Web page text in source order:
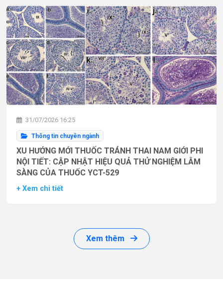
31/07/2026 16:25
Thông tin chuyên ngành
XU HƯỚNG MỚI THUỐC TRÁNH THAI NAM GIỚI PHI
NỘI TIẾT: CẬP NHẬT HIỆU QUẢ THỬ NGHIỆM LÂM
SÀNG CỦA THUỐC YCT-529
+ Xem chi tiết
Xem thêm